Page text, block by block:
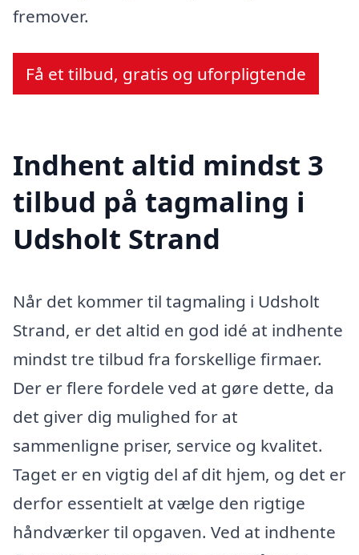
fremover.
Få et tilbud, gratis og uforpligtende
Indhent altid mindst 3
tilbud på tagmaling i
Udsholt Strand
Når det kommer til tagmaling i Udsholt
Strand, er det altid en god idé at indhente
mindst tre tilbud fra forskellige firmaer.
Der er flere fordele ved at gøre dette, da
det giver dig mulighed for at
sammenligne priser, service og kvalitet.
Taget er en vigtig del af dit hjem, og det er
derfor essentielt at vælge den rigtige
håndværker til opgaven. Ved at indhente